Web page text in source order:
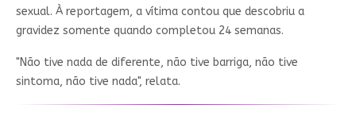
sexual. À reportagem, a vítima contou que descobriu a
gravidez somente quando completou 24 semanas.
"Não tive nada de diferente, não tive barriga, não tive
sintoma, não tive nada", relata.